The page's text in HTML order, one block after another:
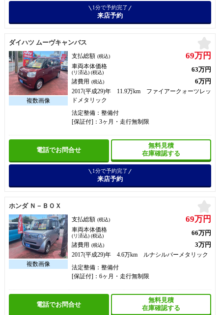
1分で予約完了
来店予約
ダイハツ ムーヴキャンバス
支払総額 (税込) 69万円
車両本体価格
(リ済込) (税込) 63万円
諸費用 (税込) 6万円
2017(平成29)年 11.9万km ファイアークォーツレッ
ドメタリック
法定整備：整備付
[保証付]：3ヶ月・走行無制限
電話でお問合せ
無料見積
在庫確認する
1分で予約完了
来店予約
ホンダ Ｎ－ＢＯＸ
支払総額 (税込) 69万円
車両本体価格
(リ済込) (税込) 66万円
諸費用 (税込) 3万円
2017(平成29)年 4.6万km ルナシルバーメタリック
法定整備：整備付
[保証付]：6ヶ月・走行無制限
電話でお問合せ
無料見積
在庫確認する